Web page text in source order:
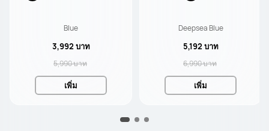
Blue
3,992 บาท
5,990 บาท
เพิ่ม
Deepsea Blue
5,192 บาท
6,990 บาท
เพิ่ม